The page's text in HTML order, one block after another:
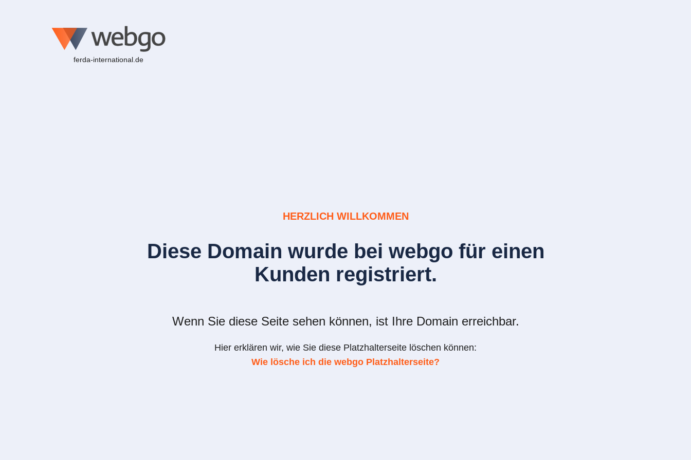
ferda-international.de
HERZLICH WILLKOMMEN
Diese Domain wurde bei webgo für einen
Kunden registriert.
Wenn Sie diese Seite sehen können, ist Ihre Domain erreichbar.
Hier erklären wir, wie Sie diese Platzhalterseite löschen können:
Wie lösche ich die webgo Platzhalterseite?